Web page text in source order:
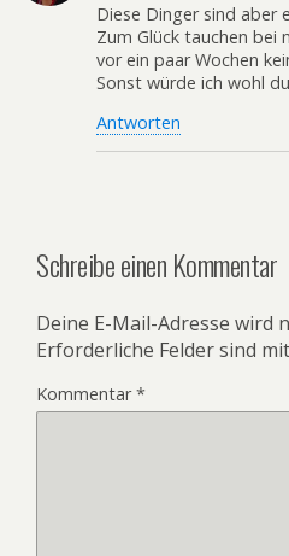
Diese Dinger sind aber
Zum Glück tauchen
vor ein paar Wochen
Sonst würde ich wohl
Antworten
Schreibe einen Kommentar
Deine E-Mail-Adresse wird
Erforderliche Felder sind mit
Kommentar*